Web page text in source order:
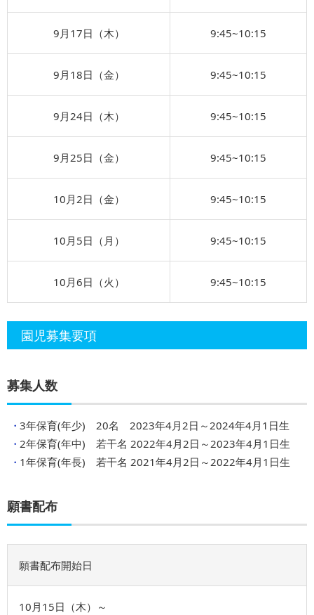
9⽉17⽇（木） 9:45~10:15
9⽉18⽇（金） 9:45~10:15
9⽉24⽇（木） 9:45~10:15
9⽉25⽇（金） 9:45~10:15
10⽉2⽇（金） 9:45~10:15
10⽉5⽇（月） 9:45~10:15
10⽉6⽇（火） 9:45~10:15
園児募集要項
募集人数
3年保育(年少) 20名 2023年4月2日～2024年4月1日生
2年保育(年中) 若干名 2022年4月2日～2023年4月1日生
1年保育(年長) 若干名 2021年4月2日～2022年4月1日生
願書配布
願書配布開始日
10⽉15⽇（木）～